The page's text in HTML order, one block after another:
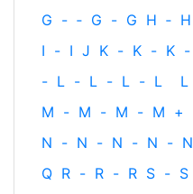
G - ‐ G - G H ‐ H
I - I J K - K - K -
- L - L - L - L L
M - M - M - M +
N - N - N - N - N
Q R - R - R S - S